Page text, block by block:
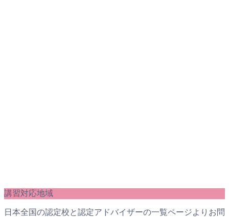
講習対応地域
日本全国の認定校と認定アドバイザーの一覧ページよりお問